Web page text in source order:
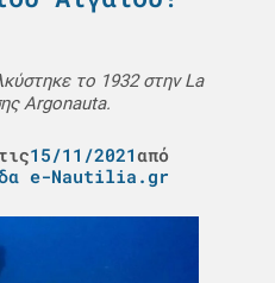
το 1932 στην La
Argonauta.
15/11/2021από
e-Nautilia.gr